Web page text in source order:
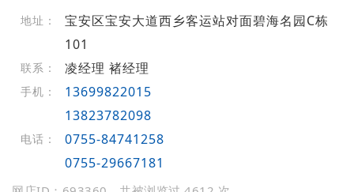
地址：
宝安区宝安大道西乡客运站对面碧海名园C栋
101
联系： 凌经理 褚经理
手机：
13699822015
13823782098
电话：
0755-84741258
0755-29667181